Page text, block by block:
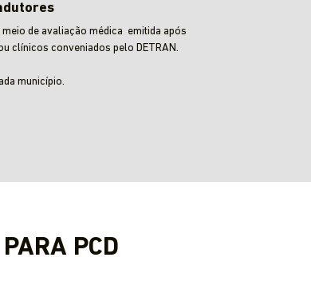
de avaliação médica emitida após
clínicos conveniados pelo DETRAN.
município.
PCD